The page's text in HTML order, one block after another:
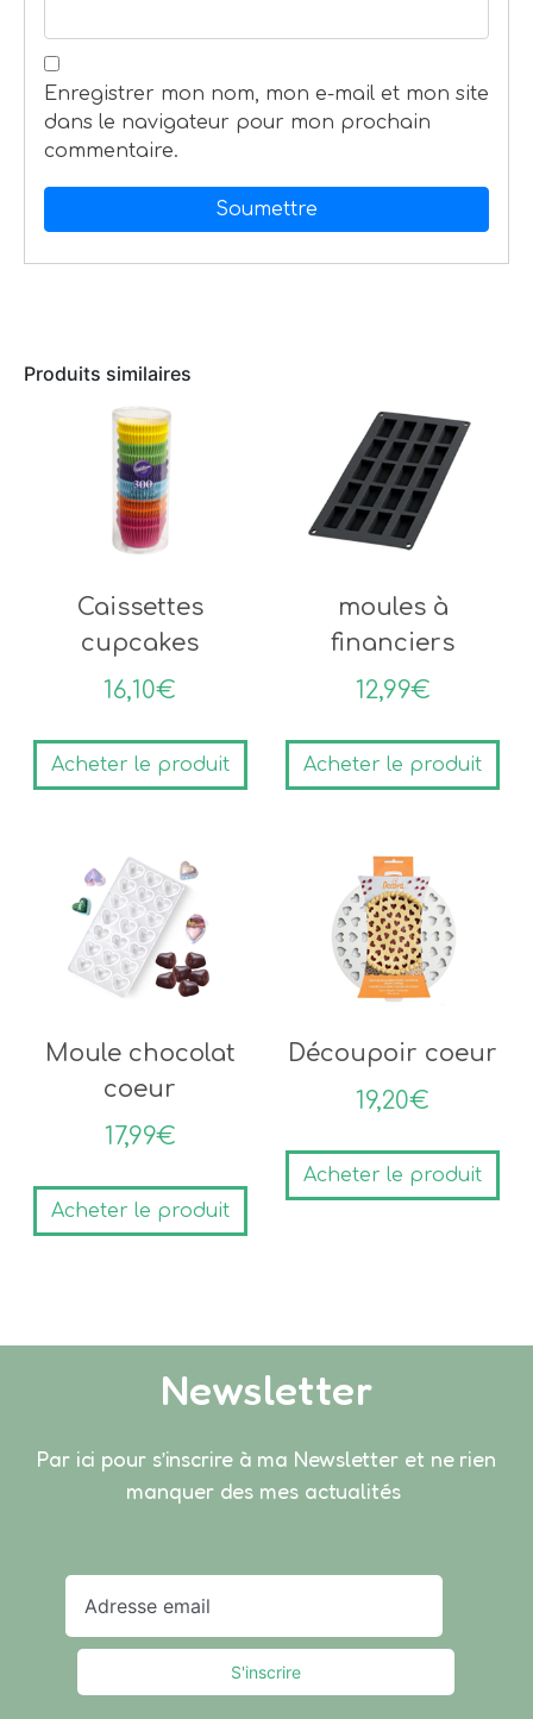
Enregistrer mon nom, mon e-mail et mon site
dans le navigateur pour mon prochain
commentaire.
Produits similaires
Caissettes
cupcakes
16,10€
Acheter le produit
moules à
financiers
12,99€
Acheter le produit
Moule chocolat
coeur
17,99€
Acheter le produit
Découpoir coeur
19,20€
Acheter le produit
Newsletter
Par ici pour s’inscrire à ma Newsletter et ne rien
manquer des mes actualités